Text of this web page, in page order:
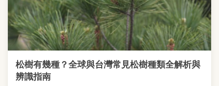
松樹有幾種？全球與台灣常見松樹種類全解析與
辨識指南